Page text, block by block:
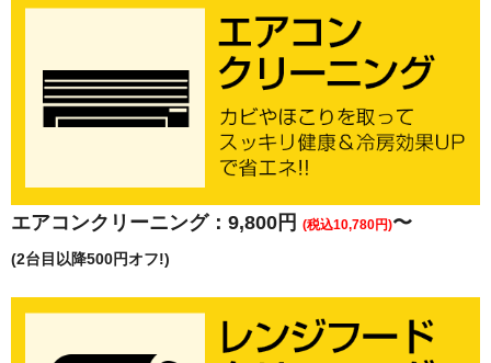
エアコンクリーニング：9,800円 (税込10,780円)〜
(2台目以降500円オフ!)